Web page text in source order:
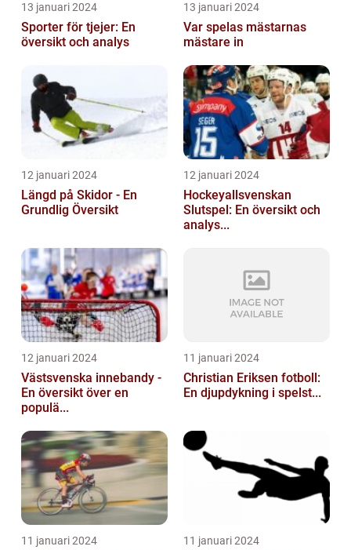
13 januari 2024
Sporter för tjejer: En
översikt och analys
13 januari 2024
Var spelas mästarnas
mästare in
12 januari 2024
Längd på Skidor - En
Grundlig Översikt
12 januari 2024
Hockeyallsvenskan
Slutspel: En översikt och
analys...
12 januari 2024
Västsvenska innebandy -
En översikt över en
populä...
11 januari 2024
Christian Eriksen fotboll:
En djupdykning i spelst...
11 januari 2024 11 januari 2024